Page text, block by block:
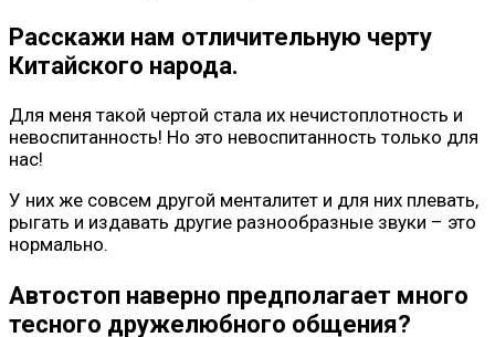
Расскажи нам отличительную черту
Китайского народа.
Для меня такой чертой стала их нечистоплотность и
невоспитанность! Но это невоспитанность только для
нас!
У них же совсем другой менталитет и для них плевать,
рыгать и издавать другие разнообразные звуки – это
нормально.
Автостоп наверно предполагает много
тесного дружелюбного общения?